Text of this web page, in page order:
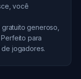
você
gratuito generoso,
para
de jogadores.